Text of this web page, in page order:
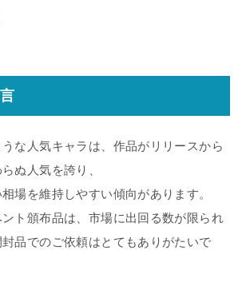
な人気キャラは、作品がリリースから
ぬ人気を誇り、
場を維持しやすい傾向があります。
ト頒布品は、市場に出回る数が限られ
品でのご依頼はとてもありがたいで